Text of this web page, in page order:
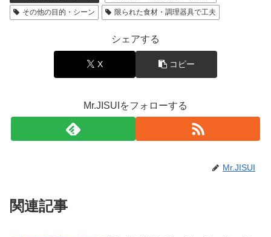
その他の目的・シーン
限られた食材・調理器具で工夫
シェアする
X コピー
Mr.JISUIをフォローする
Mr.JISUI
関連記事